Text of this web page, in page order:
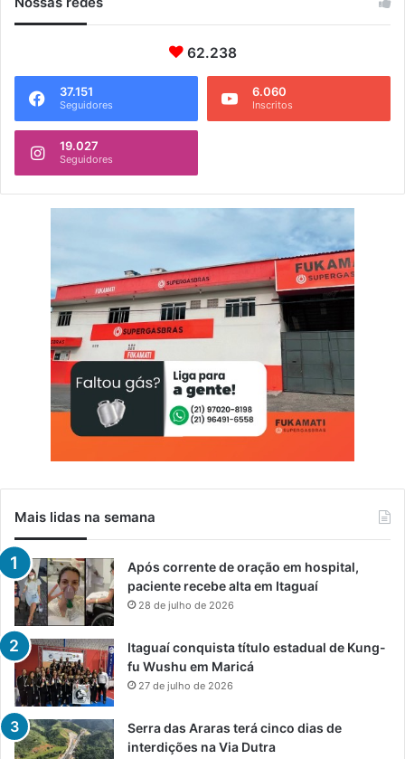
62.238
37.151
Seguidores
6.060
Inscritos
19.027
Seguidores
Mais lidas na semana
Após corrente de oração em hospital,
paciente recebe alta em Itaguaí
28 de julho de 2026
Itaguaí conquista título estadual de Kung-
fu Wushu em Maricá
27 de julho de 2026
Serra das Araras terá cinco dias de
interdições na Via Dutra